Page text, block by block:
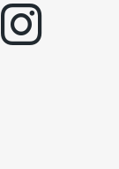
instagram